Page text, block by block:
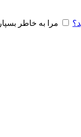
مرا به خاطر بسپار